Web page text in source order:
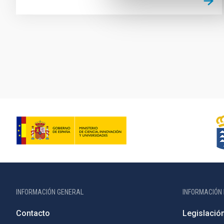
INFORMACIÓN GENERAL
Contacto
INFORMACIÓN